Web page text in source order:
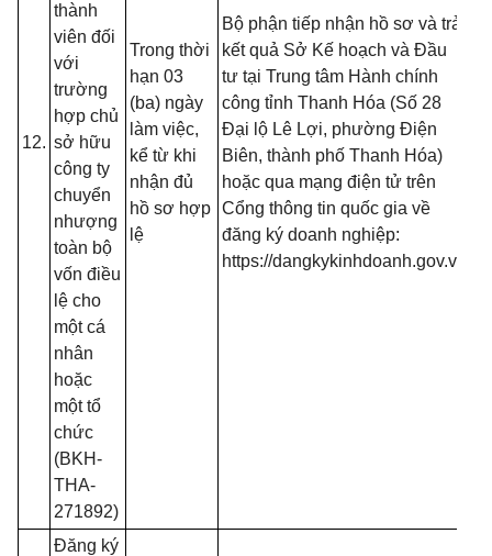
12.
thành
viên đối
với
trường
hợp chủ
sở hữu
công ty
chuyển
nhượng
toàn bộ
vốn điều
lệ cho
một cá
nhân
hoặc
một tổ
chức
(BKH-
THA-
271892)
Trong thời
hạn 03
(ba) ngày
làm việc,
kể từ khi
nhận đủ
hồ sơ hợp
lệ
Bộ phận tiếp nhận hồ sơ và trả
kết quả Sở Kế hoạch và Đầu
tư tại Trung tâm Hành chính
công tỉnh Thanh Hóa (Số 28
Đại lộ Lê Lợi, phường Điện
Biên, thành phố Thanh Hóa)
hoặc qua mạng điện tử trên
Cổng thông tin quốc gia về
đăng ký doanh nghiệp:
https://dangkykinhdoanh.gov.vn
Đăng ký